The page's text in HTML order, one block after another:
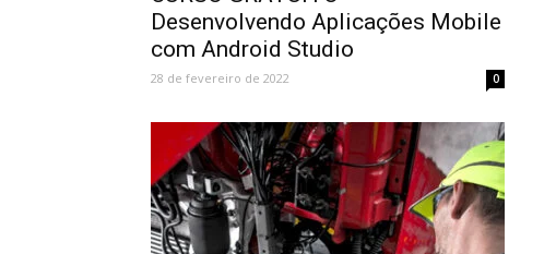
Desenvolvendo Aplicações Mobile
com Android Studio
28 de fevereiro de 2022 0